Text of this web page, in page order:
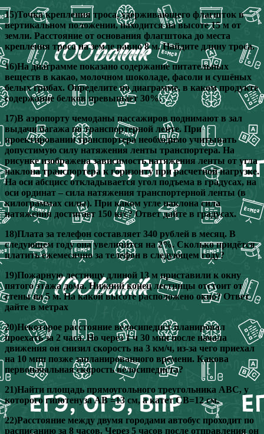
15)Точка крепления троса, удерживающего флагшток в
вертикальном положении, находится на высоте 15 м от
земли. Расстояние от основания флагштока до места
крепления троса на земле равно 8 м. Найдите длину троса.
16)На диаграмме показано содержание питательных
веществ в какао, молочном шоколаде, фасоли и сушёных
белых грибах. Определите по диаграмме, в каком продукте
содержание белков превышает 30%.
17)В аэропорту чемоданы пассажиров поднимают в зал
выдачи багажа по транспортерной ленте. При
проектировании транспортера необходимо учитывать
допустимую силу натяжения ленты транспортера. На
рисунке изображена зависимость натяжения ленты от угла
наклона транспортера к горизонту при расчетной нагрузке.
На оси абсцисс откладывается угол подъема в градусах, на
оси ординат – сила натяжения транспортерной ленты (в
килограммах силы). При каком угле наклона сила
натяжения достигает 150 кгс? Ответ дайте в градусах.
18)Плата за телефон составляет 340 рублей в месяц. В
следующем году она увеличится на 2%. Сколько придётся
платить ежемесячно за телефон в следующем году?
19)Пожарную лестницу длиной 13 м приставили к окну
пятого этажа дома. Нижний конец лестницы отстоит от
стены на 5 м. На какой высоте расположено окно? Ответ
дайте в метрах
20)Некоторое расстояние велосипедист планировал
проехать за 2 часа. Но через 1 ч 30 мин после начала
движения он снизил скорость на 3 км/ч, из-за чего приехал
на 10 мин позже запланированного времени. Какова
первоначальная скорость велосипедиста?
21)Найти площадь прямоугольного треугольника АВС, у
которого гипотенуза АВ =13 см, а катет СВ=12 см.
22)Расстояние между двумя городами автобус проходит по
расписанию за 8 часов. Через 5 часов после отправления он